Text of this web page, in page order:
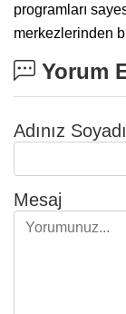
programları
merkezlerinden
Yorum
Adınız
Mesaj